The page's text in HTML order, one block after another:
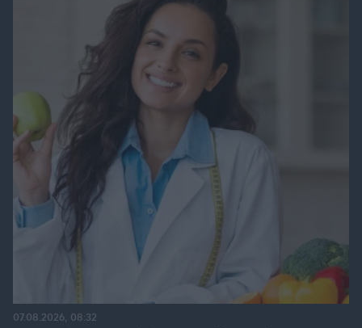
07.08.2026, 08:32